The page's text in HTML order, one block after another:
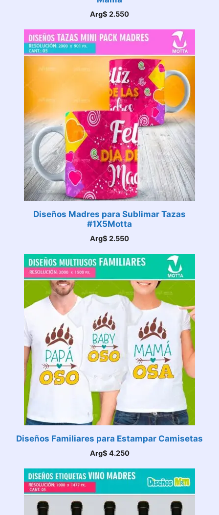
Arg$ 2.550
Diseños Madres para Sublimar Tazas
#1X5Motta
Arg$ 2.550
Diseños Familiares para Estampar Camisetas
Arg$ 4.250